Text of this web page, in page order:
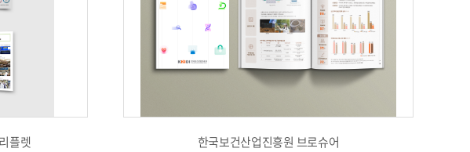
플렛 한국보건산업진흥원 브로슈어